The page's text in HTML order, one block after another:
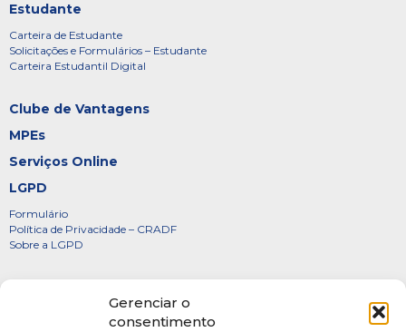
Gerenciar o
consentimento
Estudante
Carteira de Estudante
Solicitações e Formulários – Estudante
Carteira Estudantil Digital
Clube de Vantagens
MPEs
Serviços Online
LGPD
Formulário
Política de Privacidade – CRADF
Sobre a LGPD